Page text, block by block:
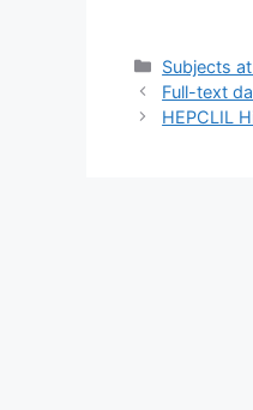
Categories
Subjects
Full-text
HEPCLIL